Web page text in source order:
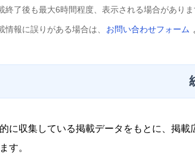
終了後も最大6時間程度、表示される場合がありま
情報に誤りがある場合は、 お問い合わせフォーム
に収集している掲載データをもとに、掲
す。